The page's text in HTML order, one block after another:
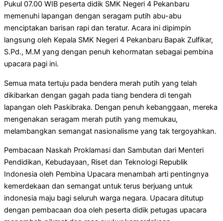
Pukul 07.00 WIB peserta didik SMK Negeri 4 Pekanbaru
memenuhi lapangan dengan seragam putih abu-abu
menciptakan barisan rapi dan teratur. Acara ini dipimpin
langsung oleh Kepala SMK Negeri 4 Pekanbaru Bapak Zulfikar,
S.Pd., M.M yang dengan penuh kehormatan sebagai pembina
upacara pagi ini.
Semua mata tertuju pada bendera merah putih yang telah
dikibarkan dengan gagah pada tiang bendera di tengah
lapangan oleh Paskibraka. Dengan penuh kebanggaan, mereka
mengenakan seragam merah putih yang memukau,
melambangkan semangat nasionalisme yang tak tergoyahkan.
Pembacaan Naskah Proklamasi dan Sambutan dari Menteri
Pendidikan, Kebudayaan, Riset dan Teknologi Republik
Indonesia oleh Pembina Upacara menambah arti pentingnya
kemerdekaan dan semangat untuk terus berjuang untuk
indonesia maju bagi seluruh warga negara. Upacara ditutup
dengan pembacaan doa oleh peserta didik petugas upacara